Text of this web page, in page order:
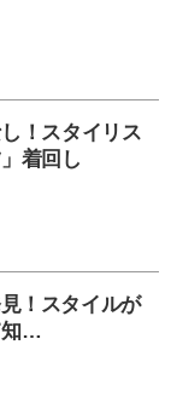
！スタイリス
着回し
！スタイルが
知…